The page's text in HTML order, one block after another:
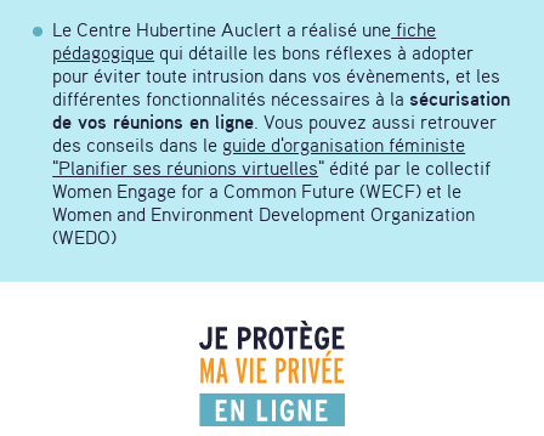
Le Centre Hubertine Auclert a réalisé une fiche
pédagogique qui détaille les bons réflexes à adopter
pour éviter toute intrusion dans vos évènements, et les
différentes fonctionnalités nécessaires à la sécurisation
de vos réunions en ligne. Vous pouvez aussi retrouver
des conseils dans le guide d'organisation féministe
"Planifier ses réunions virtuelles" édité par le collectif
Women Engage for a Common Future (WECF) et le
Women and Environment Development Organization
(WEDO)
protège